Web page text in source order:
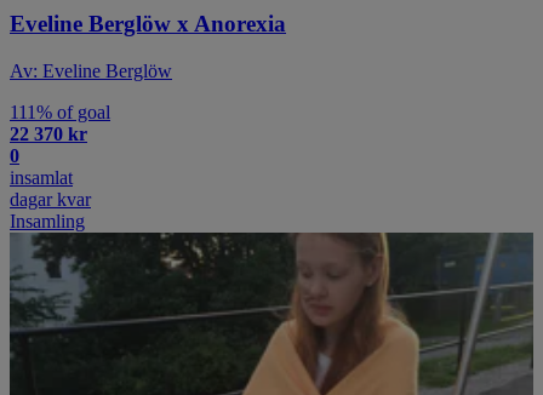
Eveline Berglöw x Anorexia
Av: Eveline Berglöw
111% of goal
22 370 kr
0
insamlat
dagar kvar
Insamling